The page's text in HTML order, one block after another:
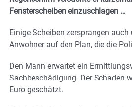
Fensterscheiben einzuschlagen …
Einige Scheiben zersprangen auch
Anwohner auf den Plan, die die
Den Mann erwartet ein
Sachbeschädigung. Der Schaden
Euro geschätzt.